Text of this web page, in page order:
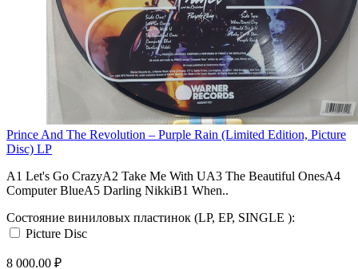
Prince And The Revolution – Purple Rain (Limited Edition, Picture
Disc) LP
A1 Let's Go CrazyA2 Take Me With UA3 The Beautiful OnesA4
Computer BlueA5 Darling NikkiB1 When..
Состояние виниловых пластинок (LP, EP, SINGLE ):
Picture Disc
8 000.00 ₽